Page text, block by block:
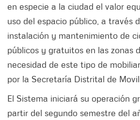
en especie a la ciudad el valor
uso del espacio público, a través
instalación y mantenimiento de
públicos y gratuitos en las zonas
necesidad de este tipo de
por la Secretaría Distrital de
El Sistema iniciará su operación
partir del segundo semestre del